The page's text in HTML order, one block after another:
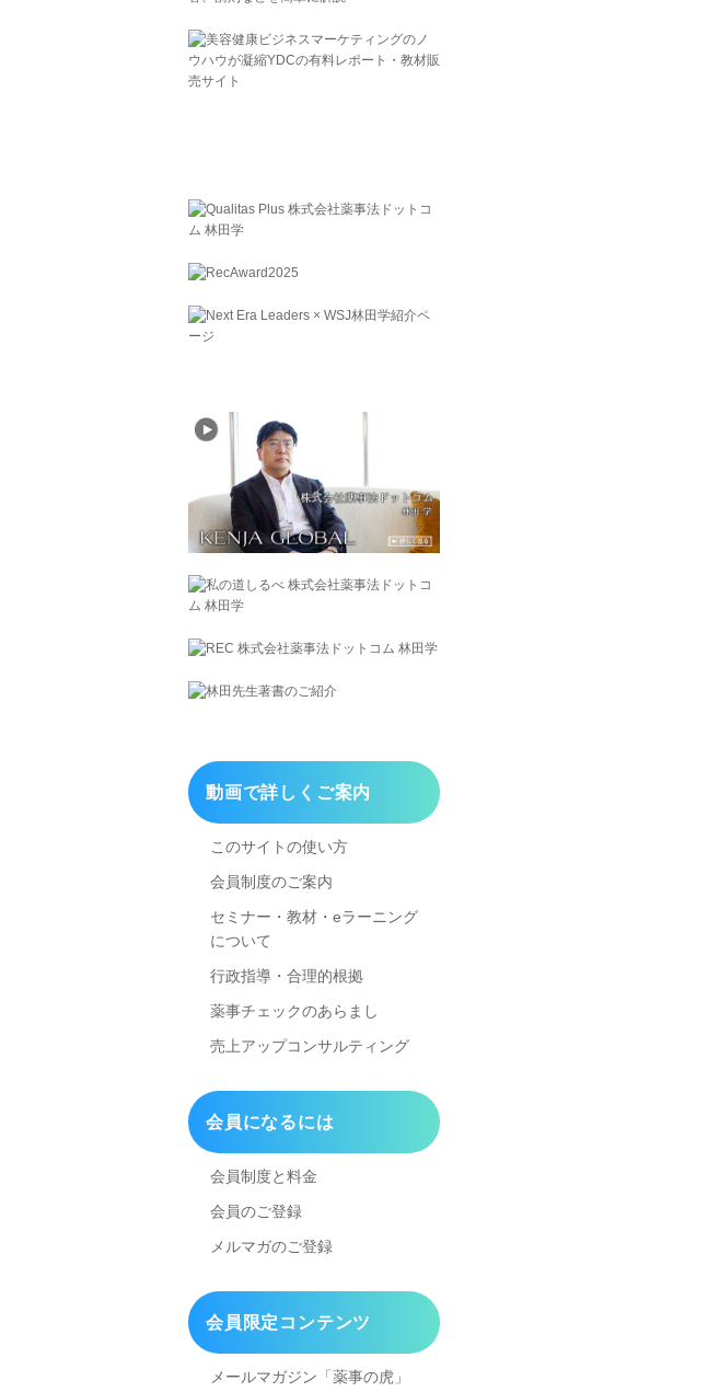
動画で詳しくご案内
このサイトの使い方
会員制度のご案内
セミナー・教材・eラーニング
について
行政指導・合理的根拠
薬事チェックのあらまし
売上アップコンサルティング
会員になるには
会員制度と料金
会員のご登録
メルマガのご登録
会員限定コンテンツ
メールマガジン「薬事の虎」